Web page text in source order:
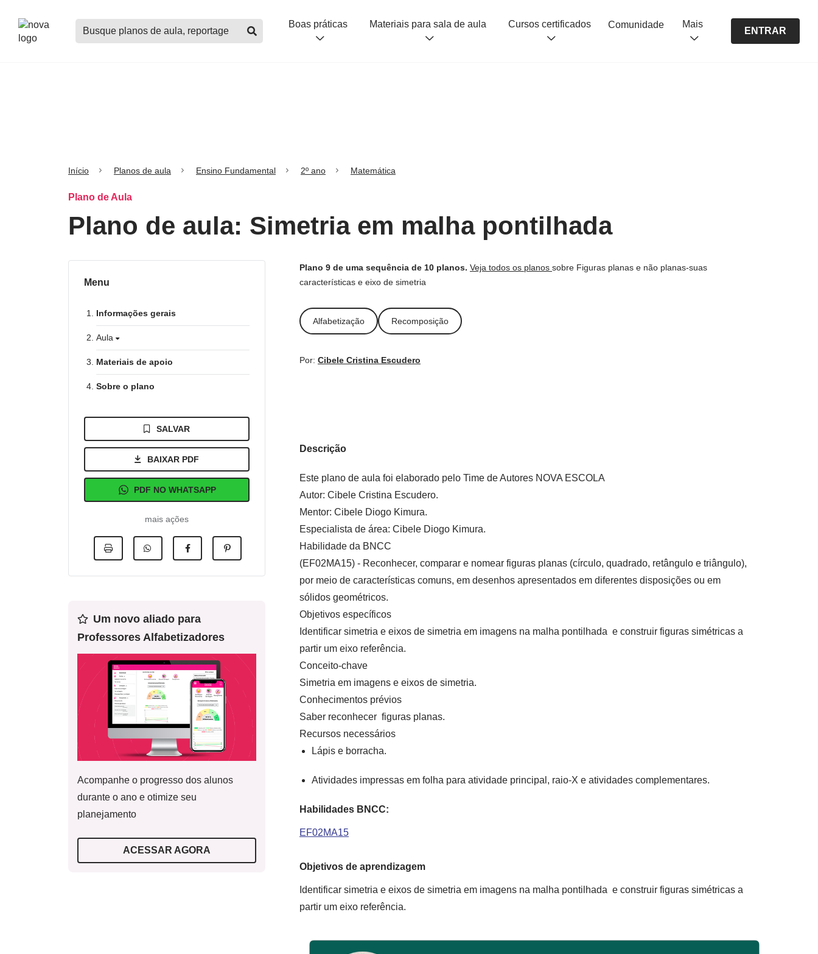
Buscar
planos
Boas práticas Materiais para sala de aula Cursos certificados Comunidade Mais
ENTRAR
Início Planos de aula Ensino Fundamental 2º ano Matemática
Plano de Aula
Plano de aula: Simetria em malha pontilhada
Menu
Informações gerais
Aula
Materiais de apoio
Sobre o plano
SALVAR
BAIXAR PDF
PDF NO WHATSAPP
mais ações
Um novo aliado para
Professores Alfabetizadores
Acompanhe o progresso dos alunos
durante o ano e otimize seu
planejamento
ACESSAR AGORA
Plano 9 de uma sequência de 10 planos. Veja todos os planos sobre Figuras planas e não planas-suas
características e eixo de simetria
Alfabetização Recomposição
Por: Cibele Cristina Escudero
Descrição
Este plano de aula foi elaborado pelo Time de Autores NOVA ESCOLA
Autor: Cibele Cristina Escudero.
Mentor: Cibele Diogo Kimura.
Especialista de área: Cibele Diogo Kimura.
Habilidade da BNCC
(EF02MA15) - Reconhecer, comparar e nomear figuras planas (círculo, quadrado, retângulo e triângulo),
por meio de características comuns, em desenhos apresentados em diferentes disposições ou em
sólidos geométricos.
Objetivos específicos
Identificar simetria e eixos de simetria em imagens na malha pontilhada e construir figuras simétricas a
partir um eixo referência.
Conceito-chave
Simetria em imagens e eixos de simetria.
Conhecimentos prévios
Saber reconhecer figuras planas.
Recursos necessários
Lápis e borracha.
Atividades impressas em folha para atividade principal, raio-X e atividades complementares.
Habilidades BNCC:
EF02MA15
Objetivos de aprendizagem
Identificar simetria e eixos de simetria em imagens na malha pontilhada e construir figuras simétricas a
partir um eixo referência.